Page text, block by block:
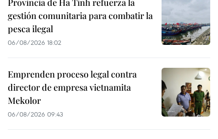
gestión comunitaria para combatir la
pesca ilegal
06/08/2026 18:02
Emprenden proceso legal contra
director de empresa vietnamita
Mekolor
06/08/2026 09:43